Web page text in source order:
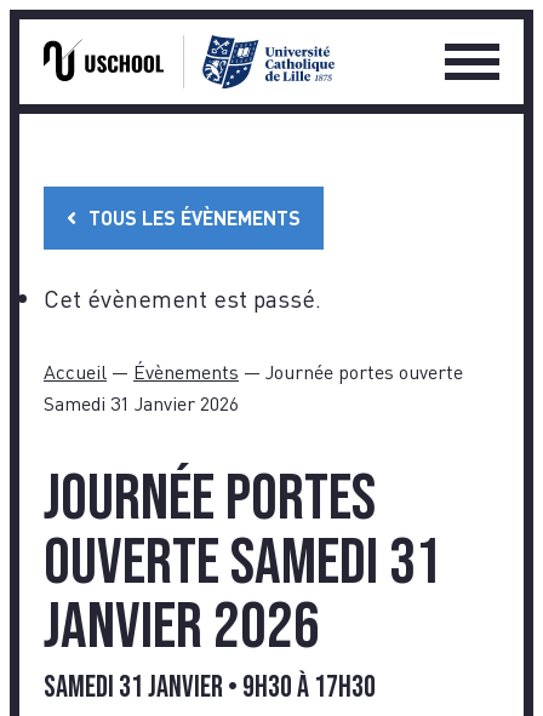
content
Ouvrir
le
TOUS LES ÉVÈNEMENTS
Cet évènement est passé.
Accueil — Évènements — Journée portes ouverte
Samedi 31 Janvier 2026
Journée portes
ouverte Samedi 31
Janvier 2026
samedi 31 janvier • 9h30à17h30